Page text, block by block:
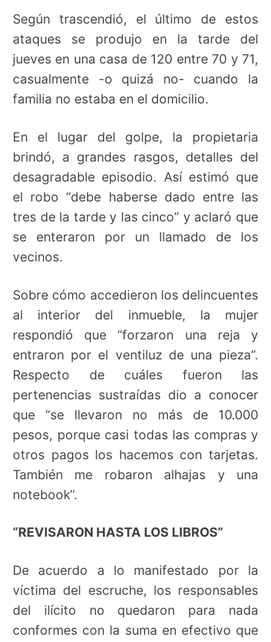
Según trascendió, el último de estos
ataques se produjo en la tarde del
jueves en una casa de 120 entre 70 y 71,
casualmente -o quizá no- cuando la
familia no estaba en el domicilio.
En el lugar del golpe, la propietaria
brindó, a grandes rasgos, detalles del
desagradable episodio. Así estimó que
el robo “debe haberse dado entre las
tres de la tarde y las cinco” y aclaró que
se enteraron por un llamado de los
vecinos.
Sobre cómo accedieron los delincuentes
al interior del inmueble, la mujer
respondió que “forzaron una reja y
entraron por el ventiluz de una pieza”.
Respecto de cuáles fueron las
pertenencias sustraídas dio a conocer
que “se llevaron no más de 10.000
pesos, porque casi todas las compras y
otros pagos los hacemos con tarjetas.
También me robaron alhajas y una
notebook”.
“REVISARON HASTA LOS LIBROS”
De acuerdo a lo manifestado por la
víctima del escruche, los responsables
del ilícito no quedaron para nada
conformes con la suma en efectivo que